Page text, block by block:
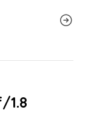
1.8